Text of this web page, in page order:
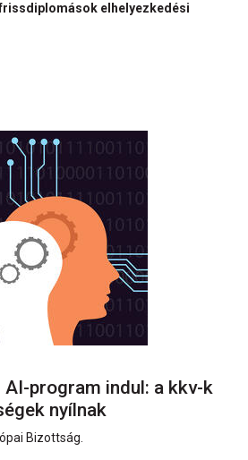
elhelyezkedési
program indul: a kkv-k
nyílnak
Bizottság.